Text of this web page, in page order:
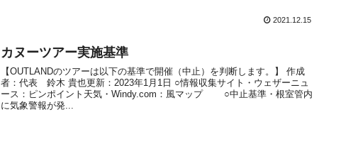
2021.12.15
カヌーツアー実施基準
【OUTLANDのツアーは以下の基準で開催（中止）を判断します。】 作成
者：代表 鈴木 貴也更新：2023年1月1日 ○情報収集サイト・ウェザーニュ
ース：ピンポイント天気・Windy.com：風マップ ○中止基準・根室管内
に気象警報が発...